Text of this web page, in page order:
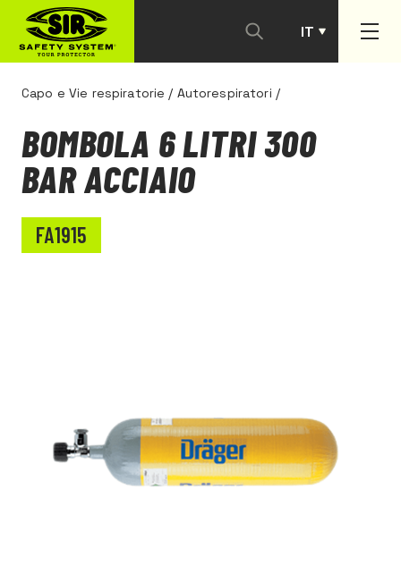
IT
PT
Capo e Vie respiratorie / Autorespiratori /
BOMBOLA 6 LITRI 300
BAR ACCIAIO
FA1915